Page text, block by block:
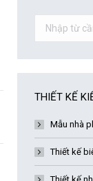
THIẾT KẾ
Mẫu nhà
Thiết kế